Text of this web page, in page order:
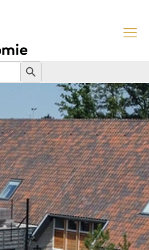
Zoekknop